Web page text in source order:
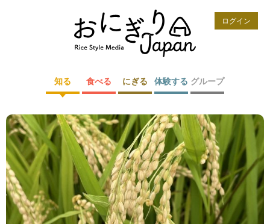
ログイン
知る 食べる にぎる 体験する グループ